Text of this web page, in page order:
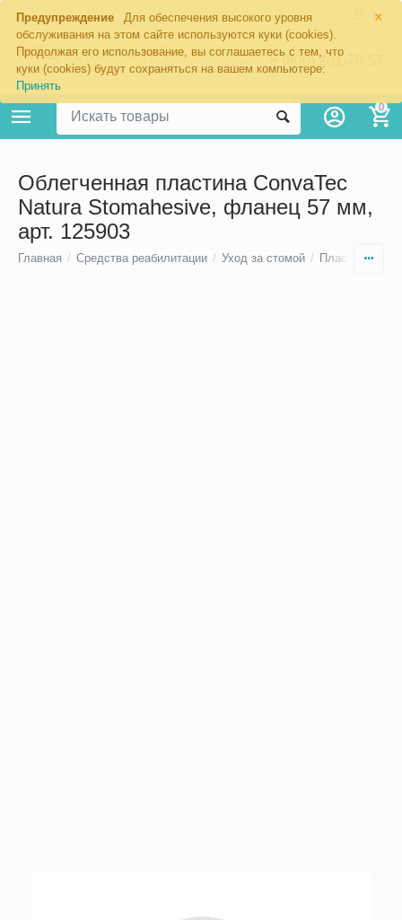
×
Предупреждение
Для обеспечения высокого уровня
обслуживания на этом сайте используются куки (cookies).
Продолжая его использование, вы соглашаетесь с тем, что
куки (cookies) будут сохраняться на вашем компьютере:
Принять
8 (800) 201-70-57
0
Облегченная пластина ConvaTec
Natura Stomahesive, фланец 57 мм,
арт. 125903
Главная / Средства реабилитации / Уход за стомой / Пластины для